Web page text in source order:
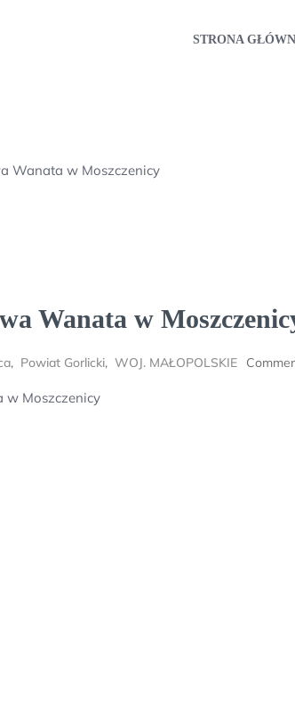
STRONA
Wanata w Moszczenicy
Wanata w
, Powiat Gorlicki, WOJ. MAŁOPOLSKIE
w Moszczenicy